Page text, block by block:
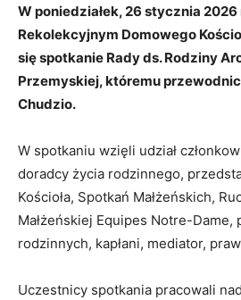
W poniedziałek, 26 stycznia 2026
Rekolekcyjnym Domowego
się spotkanie Rady ds. Rodziny
Przemyskiej, któremu
Chudzio.
W spotkaniu wzięli udział
doradcy życia rodzinnego,
Kościoła, Spotkań Małżeńskich,
Małżeńskiej Equipes Notre-Dame,
rodzinnych, kapłani, mediator,
Uczestnicy spotkania pracowali